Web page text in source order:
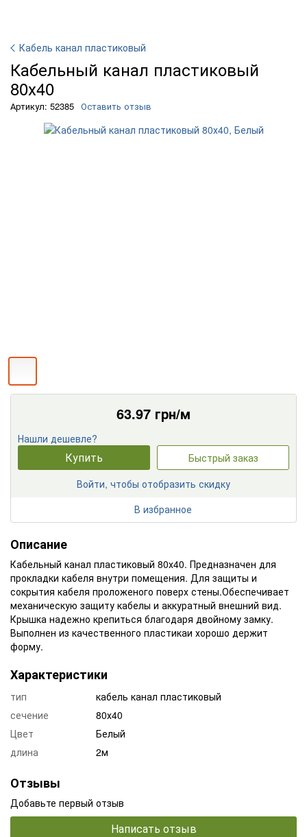
Кабель канал пластиковый
Кабельный канал пластиковый
80х40
Артикул: 52385 Оставить отзыв
63.97 грн/м
Нашли дешевле?
Купить
Быстрый заказ
Войти, чтобы отобразить скидку
В избранное
Описание
Кабельный канал пластиковый 80х40. Предназначен для
прокладки кабеля внутри помещения. Для защиты и
сокрытия кабеля проложеного поверх стены.Обеспечивает
механическую защиту кабелы и аккуратный внешний вид.
Крышка надежно крепиться благодаря двойному замку.
Выполнен из качественного пластикаи хорошо держит
форму.
Характеристики
тип
кабель канал пластиковый
сечение
80х40
Цвет
Белый
длина
2м
Отзывы
Добавьте первый отзыв
Написать отзыв